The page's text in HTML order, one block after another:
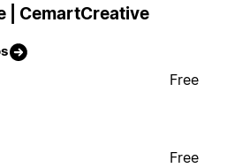
| CemartCreative
Free
Free